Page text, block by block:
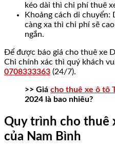
kéo dài thì chi phí thuê
Khoảng cách di chuyển:
càng xa thì chi phí sẽ
ngắn.
Để được báo giá cho thuê xe
Chi chính xác thì quý khách
0708333363 (24/7).
>> Giá cho thuê xe ô tô
2024 là bao nhiêu?
Quy trình cho thuê
của Nam Bình